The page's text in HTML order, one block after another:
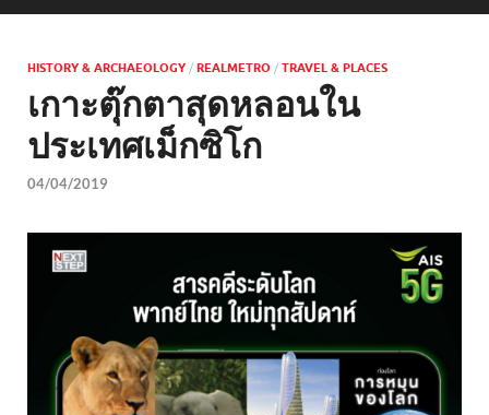
HISTORY & ARCHAEOLOGY / REALMETRO / TRAVEL & PLACES
เกาะตุ๊กตาสุดหลอนใน
ประเทศเม็กซิโก
04/04/2019